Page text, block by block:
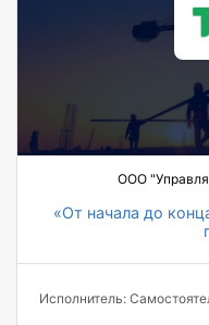
поиска из всех
2700
автоматизацией
15
работающих в
ООО
«От начала до
30 ТОП-
Исполнитель: